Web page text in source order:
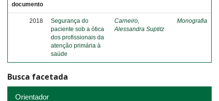
documento
2018
Segurança do
paciente sob a ótica
dos profissionais da
atenção primária à
saúde
Carneiro,
Alessandra Suptitz
Monografia
Busca facetada
Orientador